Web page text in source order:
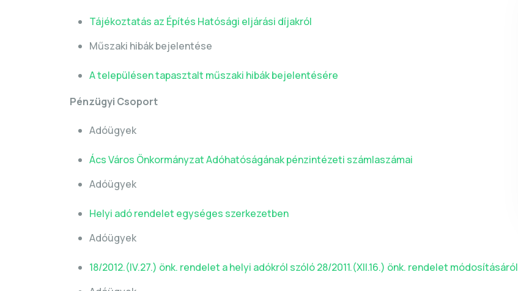
Tájékoztatás az Építés Hatósági eljárási díjakról
Műszaki hibák bejelentése
A településen tapasztalt műszaki hibák bejelentésére
Pénzügyi Csoport
Adóügyek
Ács Város Önkormányzat Adóhatóságának pénzintézeti számlaszámai
Adóügyek
Helyi adó rendelet egységes szerkezetben
Adóügyek
18/2012.(IV.27.) önk. rendelet a helyi adókról szóló 28/2011.(XII.16.) önk. rendelet módosításáról